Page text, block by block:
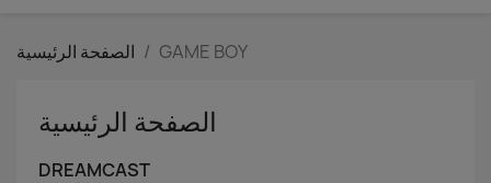
الصفحة الرئيسية GAME BOY
الصفحة الرئيسية
DREAMCAST